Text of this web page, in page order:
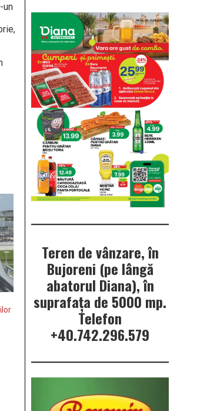
un
Teren de vânzare, în
Bujoreni (pe lângă
abatorul Diana), în
suprafața de 5000 mp.
Telefon
+40.742.296.579